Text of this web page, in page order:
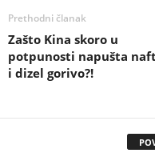
Prethodni članak
Zašto Kina skoro u
potpunosti napušta
i dizel gorivo?!